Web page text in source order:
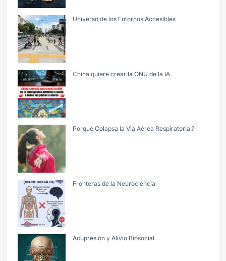
Universo de los Entornos Accesibles
China quiere crear la ONU de la IA
Porquè Colapsa la Vìa Aèrea Respiratoria.?
Fronteras de la Neurociencia
Acupresión y Alivio Biosocial